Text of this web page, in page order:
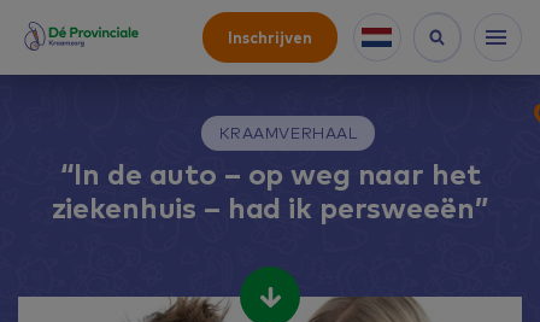
Inschrijven
KRAAMVERHAAL
“In de auto – op weg naar het
ziekenhuis – had ik persweeën”